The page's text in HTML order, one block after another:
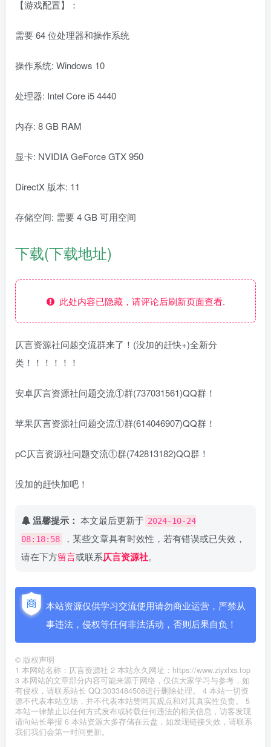
【游戏配置】：
需要 64 位处理器和操作系统
操作系统: Windows 10
处理器: Intel Core i5 4440
内存: 8 GB RAM
显卡: NVIDIA GeForce GTX 950
DirectX 版本: 11
存储空间: 需要 4 GB 可用空间
下载(下载地址)
此处内容已隐藏，请评论后刷新页面查看.
仄言资源社问题交流群来了！(没加的赶快+)全新分
类！！！！！！
安卓仄言资源社问题交流①群(737031561)QQ群！
苹果仄言资源社问题交流①群(614046907)QQ群！
pC仄言资源社问题交流①群(742813182)QQ群！
没加的赶快加吧！
温馨提示： 本文最后更新于 2024-10-24
08:18:58
，某些文章具有时效性，若有错误或已失效，
请在下方留言或联系仄言资源社。
本站资源仅供学习交流使用请勿商业运营，严禁从
事违法，侵权等任何非法活动，否则后果自负！
© 版权声明
1 本网站名称：仄言资源社 2 本站永久网址：https://www.ziyxfxs.top
3 本网站的文章部分内容可能来源于网络，仅供大家学习与参考，如
有侵权，请联系站长 QQ:3033484508进行删除处理。 4 本站一切资
源不代表本站立场，并不代表本站赞同其观点和对其真实性负责。 5
本站一律禁止以任何方式发布或转载任何违法的相关信息，访客发现
请向站长举报 6 本站资源大多存储在云盘，如发现链接失效，请联系
我们我们会第一时间更新。